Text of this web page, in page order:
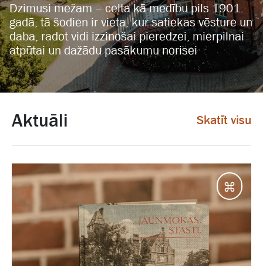
Dzimusi mežam – celta kā medību pils 1901.
gadā, tā šodien ir vieta, kur satiekas vēsture un
daba, radot vidi izzinošai pieredzei, mierpilnai
atpūtai un dažādu pasākumu norisei
Aktuāli Skatīt visu